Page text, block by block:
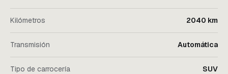
Kilómetros 2040 km
Transmisión Automática
Tipo de carrocería SUV